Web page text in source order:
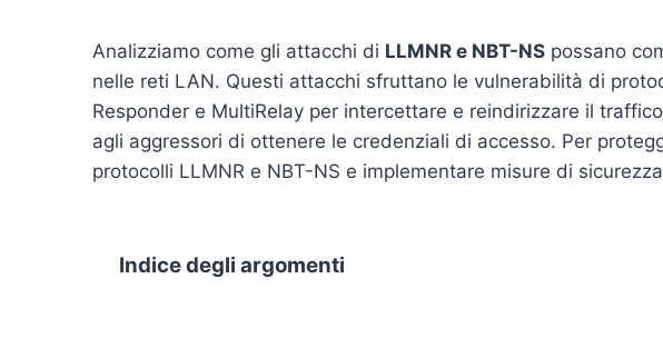
Analizziamo come gli attacchi di LLMNR e NBT-NS possano
nelle reti LAN. Questi attacchi sfruttano le vulnerabilità di
Responder e MultiRelay per intercettare e reindirizzare il
agli aggressori di ottenere le credenziali di accesso. Per
protocolli LLMNR e NBT-NS e implementare misure di
Indice degli argomenti